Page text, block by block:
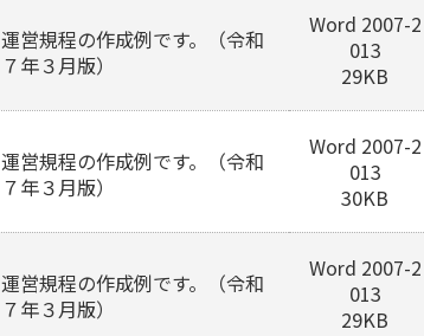
運営規程の作成例です。（令和
７年３月版）
Word 2007-2
013
29KB
運営規程の作成例です。（令和
７年３月版）
Word 2007-2
013
30KB
運営規程の作成例です。（令和
７年３月版）
Word 2007-2
013
29KB